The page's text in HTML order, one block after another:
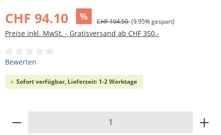
CHF 94.10 % CHF 104.50(9.95% gespart)
Preise inkl. MwSt. - Gratisversand ab CHF 350.-
Durchschnittliche Bewertung von 0 von 5 Sternen
Bewerten
Sofort verfügbar, Lieferzeit: 1-2 Werktage
Produkt Anzahl: Gib den gewünschten